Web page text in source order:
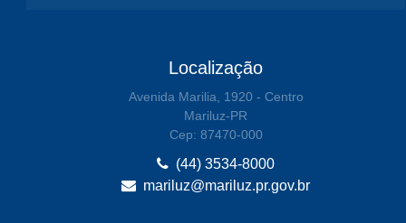
Localização
Avenida Marilia, 1920 - Centro
Mariluz-PR
Cep: 87470-000
(44) 3534-8000
mariluz@mariluz.pr.gov.br